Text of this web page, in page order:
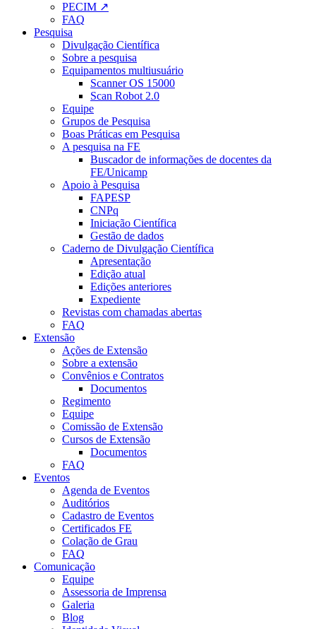
PECIM ↗
FAQ
Pesquisa
Divulgação Científica
Sobre a pesquisa
Equipamentos multiusuário
Scanner OS 15000
Scan Robot 2.0
Equipe
Grupos de Pesquisa
Boas Práticas em Pesquisa
A pesquisa na FE
Buscador de informações de docentes da
FE/Unicamp
Apoio à Pesquisa
FAPESP
CNPq
Iniciação Científica
Gestão de dados
Caderno de Divulgação Científica
Apresentação
Edição atual
Edições anteriores
Expediente
Revistas com chamadas abertas
FAQ
Extensão
Ações de Extensão
Sobre a extensão
Convênios e Contratos
Documentos
Regimento
Equipe
Comissão de Extensão
Cursos de Extensão
Documentos
FAQ
Eventos
Agenda de Eventos
Auditórios
Cadastro de Eventos
Certificados FE
Colação de Grau
FAQ
Comunicação
Equipe
Assessoria de Imprensa
Galeria
Blog